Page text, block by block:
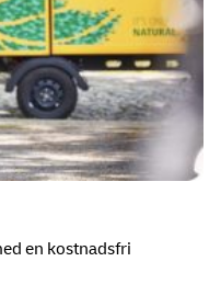
en kostnadsfri